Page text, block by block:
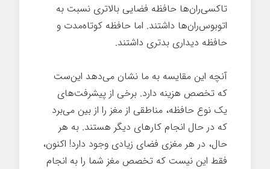
تاکسی‌ران‌ها حافظه فضایی بالاتری نسبت به
اتوبوس‌ران‌ها داشتند. اما حافظه کوتاه‌مدت و
حافظه دیداری بدتری داشتند.
آنچه این مقایسه به ما نشان می‌دهد این‌ست
که تخصص هزینه دارد. برخی از پیشرفت‌های
یک نوع حافظه، مناطقی از مغز را از بین می‌برد
که در حال انجام کارهای دیگر هستند. به هر
حال، در هر مغزی فضای زیادی وجود دارد! اکنون،
فقط این نیست که تخصص مغز شما را به انجام